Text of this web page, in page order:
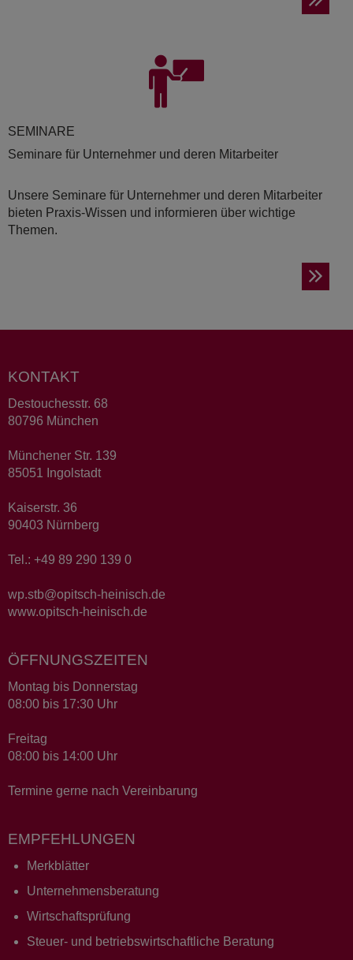
SE­MI­NA­RE
Seminare für Unternehmer und deren Mitarbeiter
Unsere Seminare für Unternehmer und deren Mitarbeiter
bieten Praxis-Wissen und informieren über wichtige
Themen.
KONTAKT
Destouchesstr. 68
80796 München
Münchener Str. 139
85051 Ingolstadt
Kaiserstr. 36
90403 Nürnberg
Tel.: +49 89 290 139 0
wp.stb@opitsch-heinisch.de
www.opitsch-heinisch.de
ÖFFNUNGSZEITEN
Montag bis Donnerstag
08:00 bis 17:30 Uhr
Freitag
08:00 bis 14:00 Uhr
Termine gerne nach Vereinbarung
EMPFEHLUNGEN
Merkblätter
Unternehmensberatung
Wirtschaftsprüfung
Steuer- und betriebswirtschaftliche Beratung